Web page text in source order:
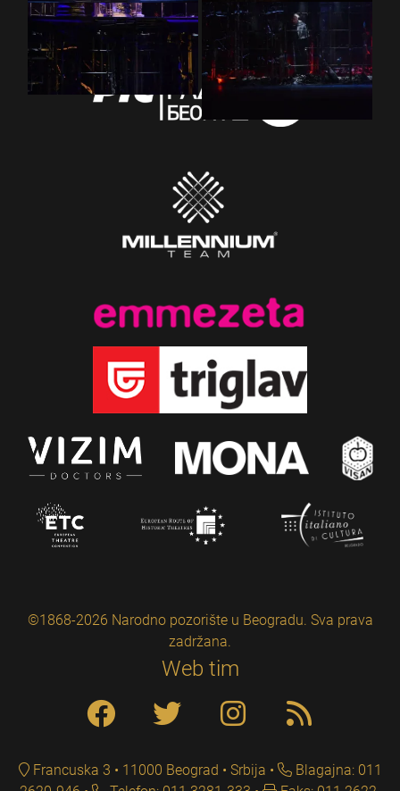
©1868-2026 Narodno pozorište u Beogradu. Sva prava
zadržana.
Web tim
Francuska 3 • 11000 Beograd • Srbija
Blagajna: 011